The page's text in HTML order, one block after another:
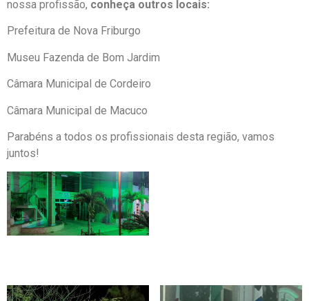
nossa profissão, conheça outros locais:
Prefeitura de Nova Friburgo
Museu Fazenda de Bom Jardim
Câmara Municipal de Cordeiro
Câmara Municipal de Macuco
Parabéns a todos os profissionais desta região, vamos
juntos!